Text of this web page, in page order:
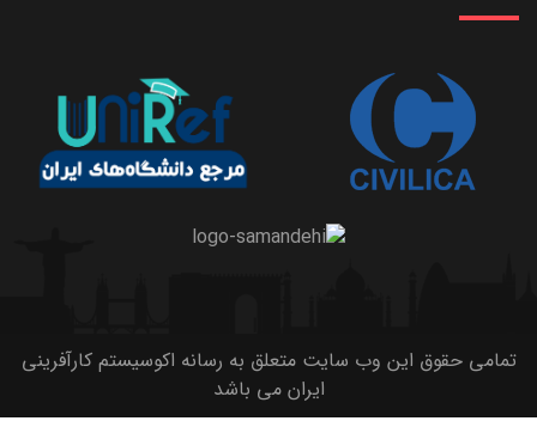
تمامی حقوق این وب سایت متعلق به رسانه اکوسیستم کارآفرینی
ایران می باشد